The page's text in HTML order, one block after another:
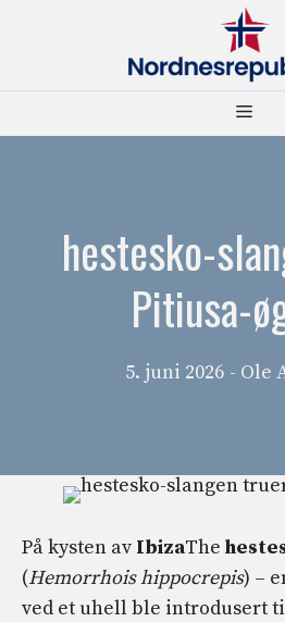
Meny
hestesko-
Pitiusa-
5. juni 2026 - Ole
På kysten av IbizaThe
(Hemorrhois hippocrepis) –
ved et uhell ble introdusert